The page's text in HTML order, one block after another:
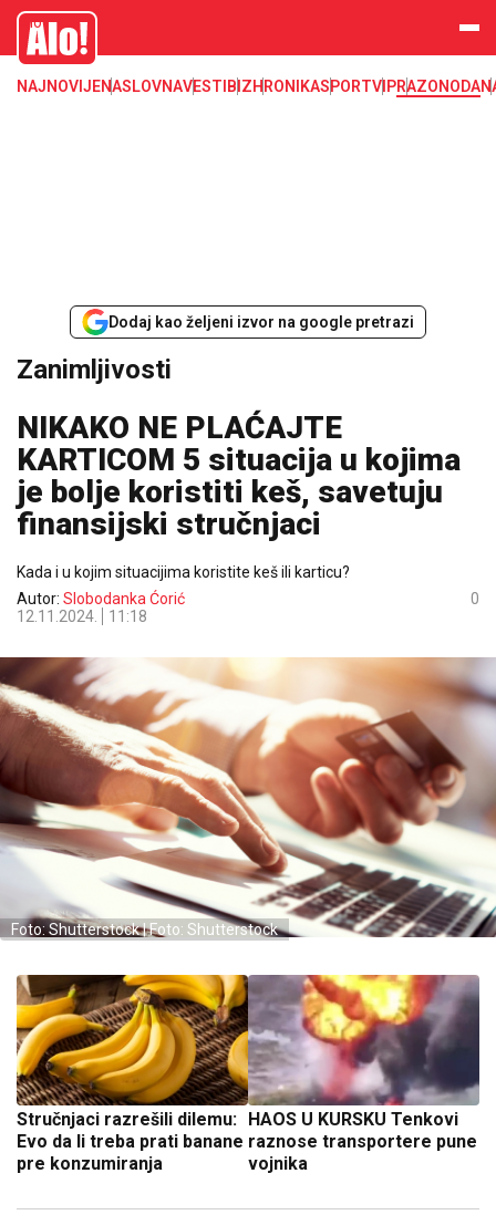
Zanimljivosti
Alo
NAJNOVIJENASLOVNAVESTI BIZHRONIKASPORTVIPRAZONODA
Dodaj kao željeni izvor na google pretrazi
Zanimljivosti
NIKAKO NE PLAĆAJTE
KARTICOM 5 situacija u kojima
je bolje koristiti keš, savetuju
finansijski stručnjaci
Kada i u kojim situacijima koristite keš ili karticu?
Autor: Slobodanka Ćorić
12.11.2024.
11:18
0
Foto: Shutterstock | Foto: Shutterstock
Stručnjaci razrešili dilemu:
Evo da li treba prati banane
pre konzumiranja
HAOS U KURSKU Tenkovi
raznose transportere pune
vojnika